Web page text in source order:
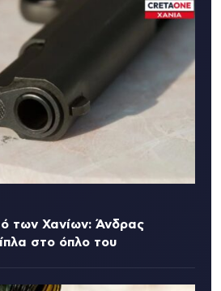
των Χανίων: Άνδρας
στο όπλο του